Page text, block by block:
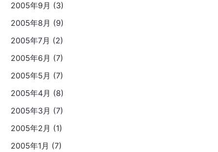
2005年9月 (3)
2005年8月 (9)
2005年7月 (2)
2005年6月 (7)
2005年5月 (7)
2005年4月 (8)
2005年3月 (7)
2005年2月 (1)
2005年1月 (7)